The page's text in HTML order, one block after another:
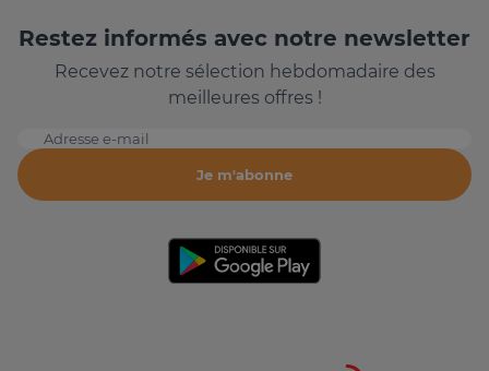
Restez informés avec notre newsletter
Recevez notre sélection hebdomadaire des
meilleures offres !
Adresse e-mail
Je m'abonne